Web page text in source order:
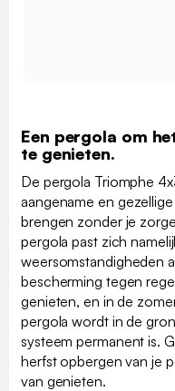
Een pergola om
te genieten.
De pergola Triomphe
aangename en
brengen zonder je
pergola past zich
weersomstandigheden
bescherming tegen
genieten, en in de
pergola wordt in de
systeem permanent is.
herfst opbergen van je
van genieten.